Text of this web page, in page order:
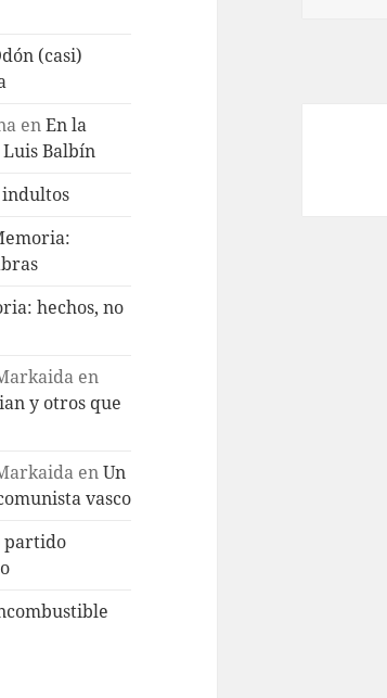
(casi)
enEn la
Balbín
indultos
hechos, no
en
y otros que
enUn
vasco
partido